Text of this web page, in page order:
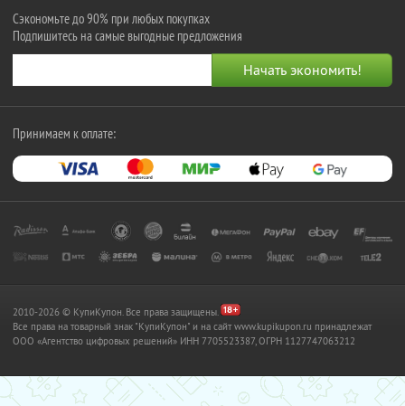
Сэкономьте до 90% при любых покупках
Подпишитесь на самые выгодные предложения
Принимаем к оплате:
2010-2026 © КупиКупон. Все права защищены.
Все права на товарный знак "КупиКупон" и на сайт www.kupikupon.ru принадлежат
OOO «Агентство цифровых решений» ИНН 7705523387, ОГРН 1127747063212